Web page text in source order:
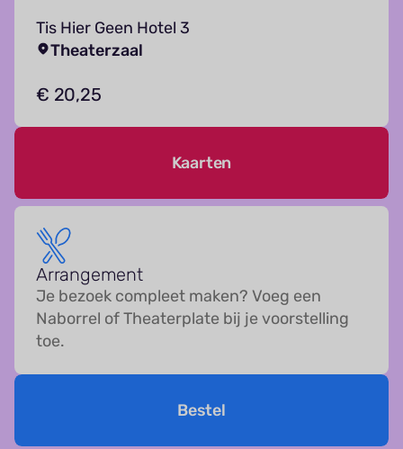
Tis Hier Geen Hotel 3
Theaterzaal
€ 20,25
Kaarten
Arrangement
Je bezoek compleet maken? Voeg een
Naborrel of Theaterplate bij je voorstelling
toe.
Bestel